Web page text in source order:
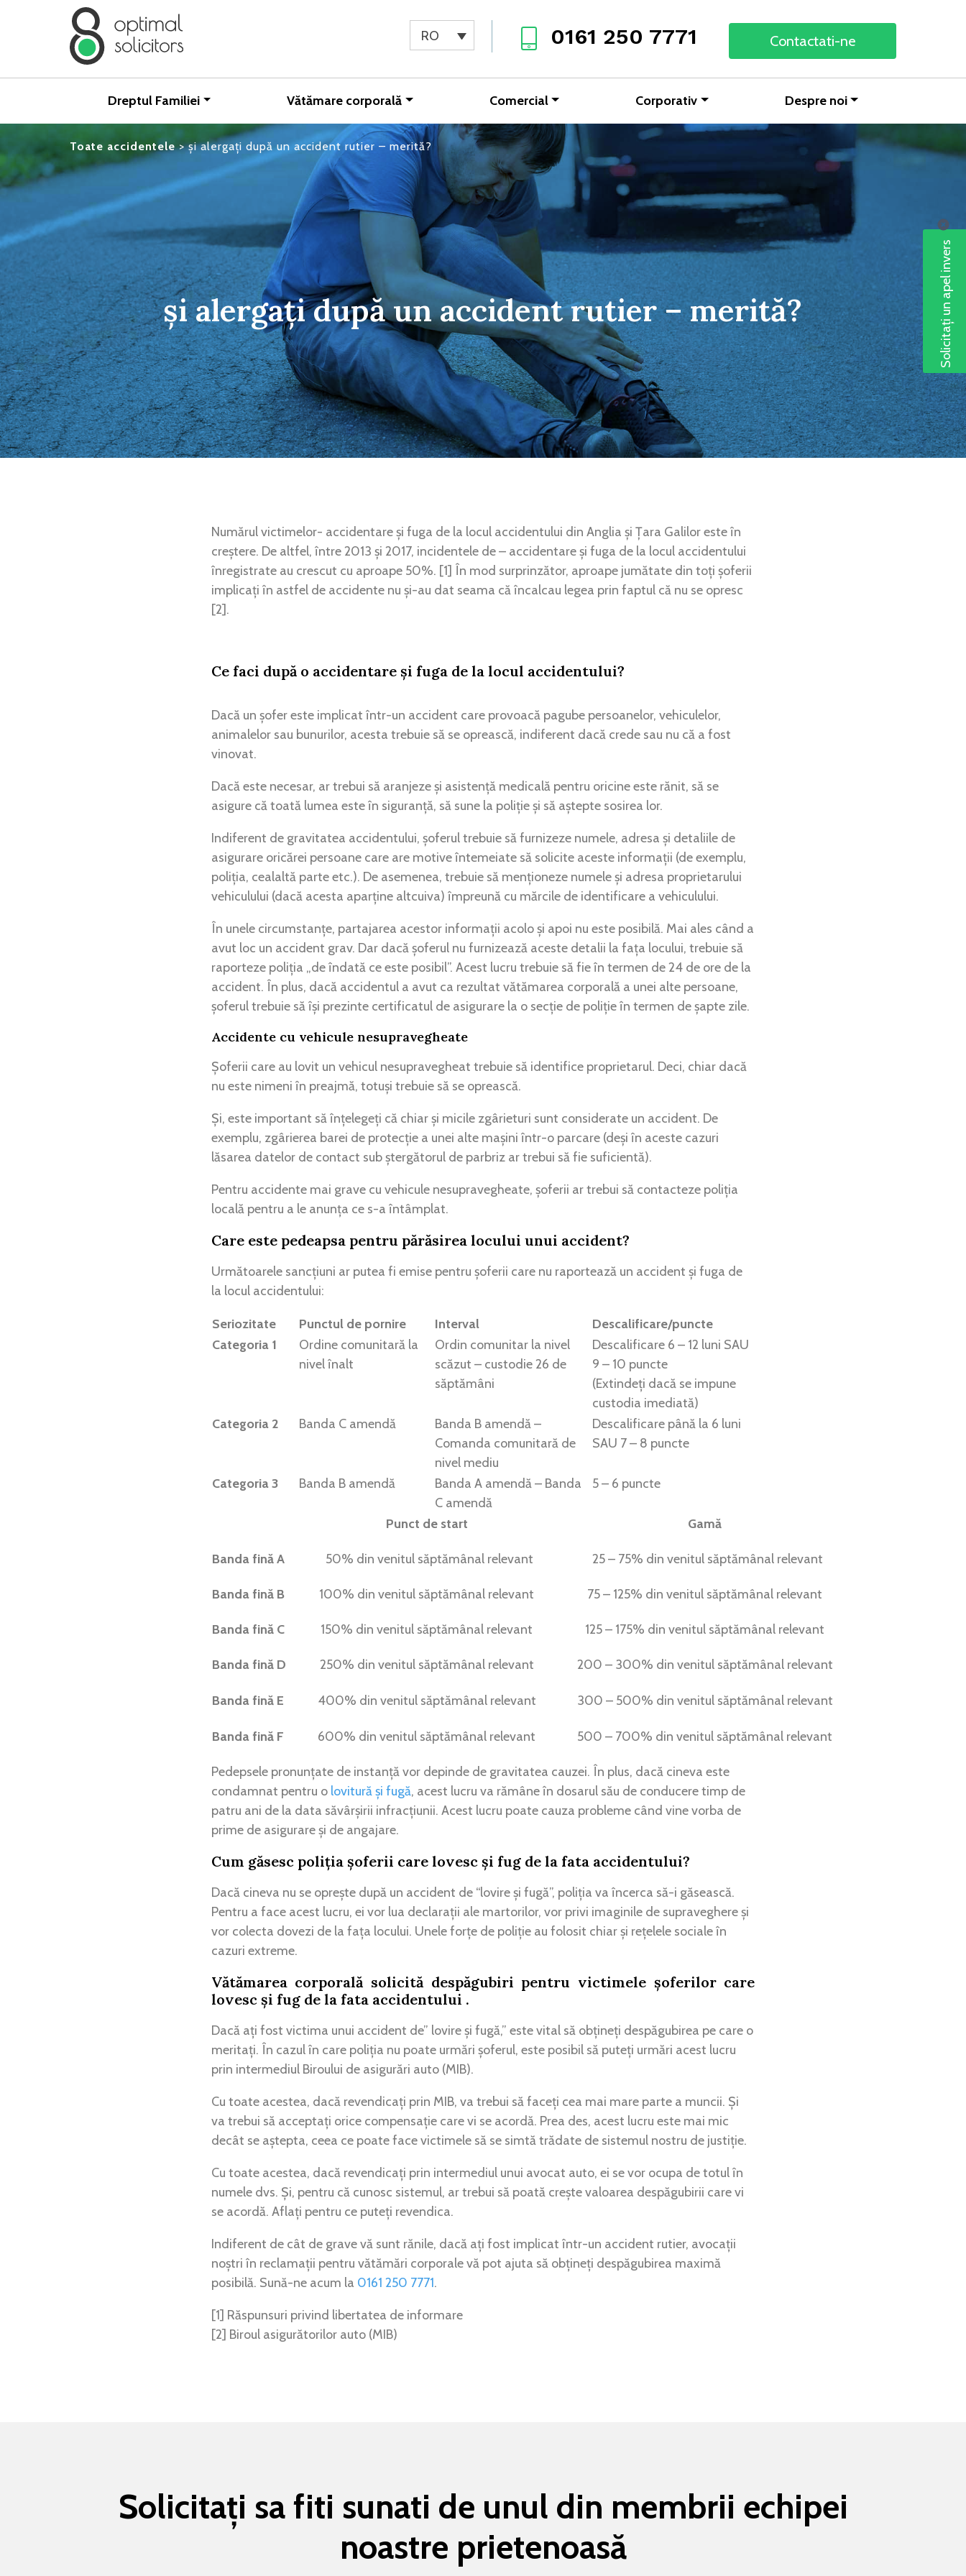
0161 250 7771 Contactati-ne
RO
Dreptul Familiei Vătămare corporală Comercial Corporativ Despre noi
Toate accidentele>și alergați după un accident rutier – merită?
și alergați după un accident rutier – merită?
Numărul victimelor- accidentare și fuga de la locul accidentului din Anglia și Țara Galilor este în
creștere. De altfel, între 2013 și 2017, incidentele de – accidentare și fuga de la locul accidentului
înregistrate au crescut cu aproape 50%. [1] În mod surprinzător, aproape jumătate din toți șoferii
implicați în astfel de accidente nu și-au dat seama că încalcau legea prin faptul că nu se opresc
[2].
Ce faci după o accidentare și fuga de la locul accidentului?
Dacă un șofer este implicat într-un accident care provoacă pagube persoanelor, vehiculelor,
animalelor sau bunurilor, acesta trebuie să se oprească, indiferent dacă crede sau nu că a fost
vinovat.
Dacă este necesar, ar trebui să aranjeze și asistență medicală pentru oricine este rănit, să se
asigure că toată lumea este în siguranță, să sune la poliție și să aștepte sosirea lor.
Indiferent de gravitatea accidentului, șoferul trebuie să furnizeze numele, adresa și detaliile de
asigurare oricărei persoane care are motive întemeiate să solicite aceste informații (de exemplu,
poliția, cealaltă parte etc.). De asemenea, trebuie să menționeze numele și adresa proprietarului
vehiculului (dacă acesta aparține altcuiva) împreună cu mărcile de identificare a vehiculului.
În unele circumstanțe, partajarea acestor informații acolo și apoi nu este posibilă. Mai ales când a
avut loc un accident grav. Dar dacă șoferul nu furnizează aceste detalii la fața locului, trebuie să
raporteze poliția „de îndată ce este posibil”. Acest lucru trebuie să fie în termen de 24 de ore de la
accident. În plus, dacă accidentul a avut ca rezultat vătămarea corporală a unei alte persoane,
șoferul trebuie să își prezinte certificatul de asigurare la o secție de poliție în termen de șapte zile.
Accidente cu vehicule nesupravegheate
Șoferii care au lovit un vehicul nesupravegheat trebuie să identifice proprietarul. Deci, chiar dacă
nu este nimeni în preajmă, totuși trebuie să se oprească.
Și, este important să înțelegeți că chiar și micile zgârieturi sunt considerate un accident. De
exemplu, zgârierea barei de protecție a unei alte mașini într-o parcare (deși în aceste cazuri
lăsarea datelor de contact sub ștergătorul de parbriz ar trebui să fie suficientă).
Pentru accidente mai grave cu vehicule nesupravegheate, șoferii ar trebui să contacteze poliția
locală pentru a le anunța ce s-a întâmplat.
Care este pedeapsa pentru părăsirea locului unui accident?
Următoarele sancțiuni ar putea fi emise pentru șoferii care nu raportează un accident și fuga de
la locul accidentului:
Seriozitate Punctul de pornire Interval
Descalificare/puncte
Categoria 1
Ordine comunitară la
nivel înalt
Ordin comunitar la nivel
scăzut – custodie 26 de
săptămâni
Descalificare 6 – 12 luni SAU
9 – 10 puncte
(Extindeți dacă se impune
custodia imediată)
Categoria 2
Banda C amendă
Banda B amendă –
Comanda comunitară de
nivel mediu
Descalificare până la 6 luni
SAU 7 – 8 puncte
Categoria 3 Banda B amendă
Banda A amendă – Banda
C amendă
5 – 6 puncte
Punct de start Gamă
Banda fină A 50% din venitul săptămânal relevant 25 – 75% din venitul săptămânal relevant
Banda fină B 100% din venitul săptămânal relevant 75 – 125% din venitul săptămânal relevant
Banda fină C 150% din venitul săptămânal relevant 125 – 175% din venitul săptămânal relevant
Banda fină D 250% din venitul săptămânal relevant 200 – 300% din venitul săptămânal relevant
Banda fină E 400% din venitul săptămânal relevant 300 – 500% din venitul săptămânal relevant
Banda fină F 600% din venitul săptămânal relevant 500 – 700% din venitul săptămânal relevant
Pedepsele pronunțate de instanță vor depinde de gravitatea cauzei. În plus, dacă cineva este
condamnat pentru o lovitură și fugă, acest lucru va rămâne în dosarul său de conducere timp de
patru ani de la data săvârșirii infracțiunii. Acest lucru poate cauza probleme când vine vorba de
prime de asigurare și de angajare.
Cum găsesc poliția șoferii care lovesc și fug de la fata accidentului?
Dacă cineva nu se oprește după un accident de “lovire și fugă”, poliția va încerca să-i găsească.
Pentru a face acest lucru, ei vor lua declarații ale martorilor, vor privi imaginile de supraveghere și
vor colecta dovezi de la fața locului. Unele forțe de poliție au folosit chiar și rețelele sociale în
cazuri extreme.
Vătămarea corporală solicită despăgubiri pentru victimele șoferilor care
lovesc și fug de la fata accidentului .
Dacă ați fost victima unui accident de” lovire și fugă,” este vital să obțineți despăgubirea pe care o
meritați. În cazul în care poliția nu poate urmări șoferul, este posibil să puteți urmări acest lucru
prin intermediul Biroului de asigurări auto (MIB).
Cu toate acestea, dacă revendicați prin MIB, va trebui să faceți cea mai mare parte a muncii. Și
va trebui să acceptați orice compensație care vi se acordă. Prea des, acest lucru este mai mic
decât se aștepta, ceea ce poate face victimele să se simtă trădate de sistemul nostru de justiție.
Cu toate acestea, dacă revendicați prin intermediul unui avocat auto, ei se vor ocupa de totul în
numele dvs. Și, pentru că cunosc sistemul, ar trebui să poată crește valoarea despăgubirii care vi
se acordă. Aflați pentru ce puteți revendica.
Indiferent de cât de grave vă sunt rănile, dacă ați fost implicat într-un accident rutier, avocații
noștri în reclamații pentru vătămări corporale vă pot ajuta să obțineți despăgubirea maximă
posibilă. Sună-ne acum la 0161 250 7771.
[1] Răspunsuri privind libertatea de informare
[2] Biroul asigurătorilor auto (MIB)
Solicitați sa fiti sunati de unul din membrii echipei
noastre prietenoasă
Solicitați un apel invers